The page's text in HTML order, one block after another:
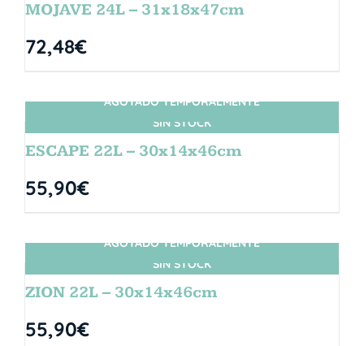
MOJAVE 24L – 31x18x47cm
72,48€
SIN STOCK
AGOTADO TEMPORALMENTE
ESCAPE 22L – 30x14x46cm
55,90€
SIN STOCK
AGOTADO TEMPORALMENTE
ZION 22L – 30x14x46cm
55,90€